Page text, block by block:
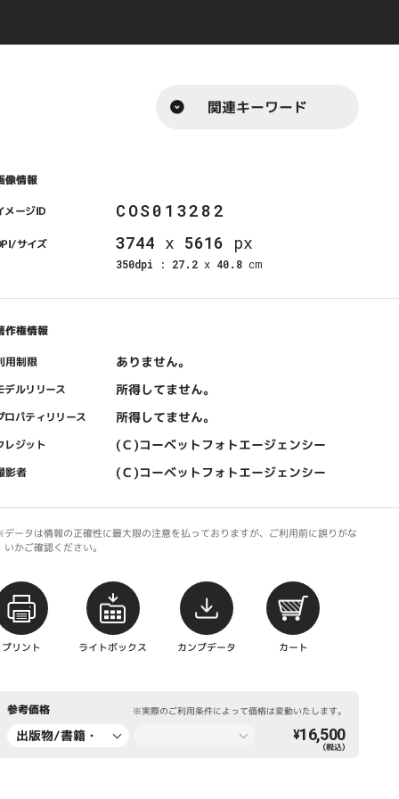
関連キーワード
像情報
メージID COS013282
サイズ 3744 x 5616 px
350dpi : 27.2 x 40.8 cm
作権情報
用制限 ありません。
デルリリース 所得してません。
ロパティリリース 所得してません。
レジット (Ｃ)コーベットフォトエージェンシー
影者 (Ｃ)コーベットフォトエージェンシー
ータは情報の正確性に最大限の注意を払っておりますが、ご利用前に誤りがな
いかご確認ください。
プリント ライトボックス カンプデータ カート
参考価格 ※実際のご利用条件によって価格は変動いたします。
出版物/書籍・
¥16,500
（税込）